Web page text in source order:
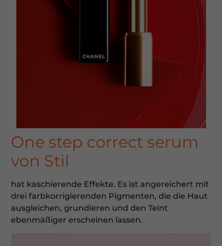
One step correct serum
von Stil
hat kaschierende Effekte. Es ist angereichert mit
drei farbkorrigierenden Pigmenten, die die Haut
ausgleichen, grundieren und den Teint
ebenmäßiger erscheinen lassen.